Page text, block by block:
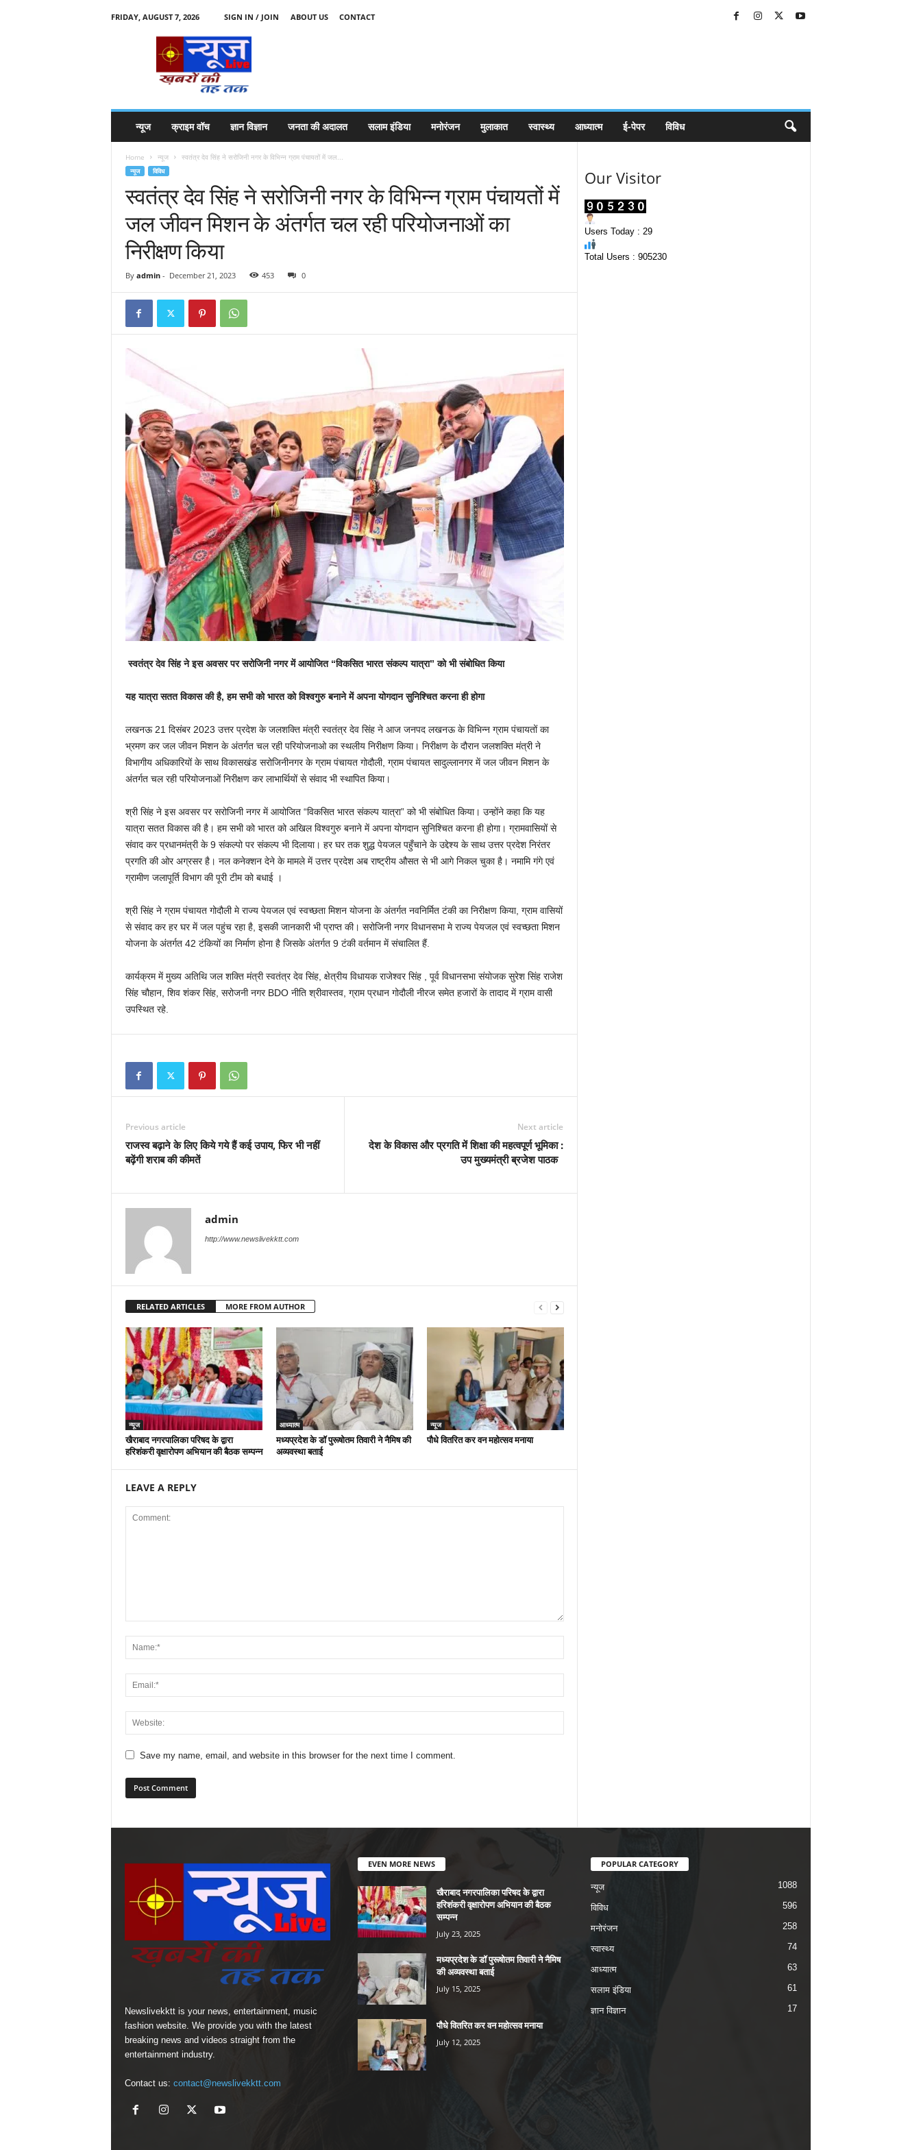
FRIDAY, AUGUST 7, 2026 SIGN IN / JOIN ABOUT US
CONTACT
न्यूज क्राइम वॉच ज्ञान विज्ञान जनता की अदालत सलाम इंडिया मनोरंजन मुलाकात स्वास्थ्य आध्यात्म ई-पेपर विविध
Home न्यूज स्वतंत्र देव सिंह ने सरोजिनी नगर के विभिन्न ग्राम पंचायतों में जल...
न्यूज विविध
स्वतंत्र देव सिंह ने सरोजिनी नगर के विभिन्न ग्राम पंचायतों में
जल जीवन मिशन के अंतर्गत चल रही परियोजनाओं का
निरीक्षण किया
By admin- December 21, 2023 453 0
स्वतंत्र देव सिंह ने इस अवसर पर सरोजिनी नगर में आयोजित “विकसित भारत संकल्प यात्रा” को भी संबोधित किया
यह यात्रा सतत विकास की है, हम सभी को भारत को विश्वगुरु बनाने में अपना योगदान सुनिश्चित करना ही होगा
लखनऊ 21 दिसंबर 2023 उत्तर प्रदेश के जलशक्ति मंत्री स्वतंत्र देव सिंह ने आज जनपद लखनऊ के विभिन्न ग्राम पंचायतों का
भ्रमण कर जल जीवन मिशन के अंतर्गत चल रही परियोजनाओ का स्थलीय निरीक्षण किया। निरीक्षण के दौरान जलशक्ति मंत्री ने
विभागीय अधिकारियों के साथ विकासखंड सरोजिनीनगर के ग्राम पंचायत गोदौली, ग्राम पंचायत सादुल्लानगर में जल जीवन मिशन के
अंतर्गत चल रही परियोजनाओं निरीक्षण कर लाभार्थियों से संवाद भी स्थापित किया।
श्री सिंह ने इस अवसर पर सरोजिनी नगर में आयोजित “विकसित भारत संकल्प यात्रा” को भी संबोधित किया। उन्होंने कहा कि यह
यात्रा सतत विकास की है। हम सभी को भारत को अखिल विश्वगुरु बनाने में अपना योगदान सुनिश्चित करना ही होगा। ग्रामवासियों से
संवाद कर प्रधानमंत्री के 9 संकल्पो पर संकल्प भी दिलाया। हर घर तक शुद्ध पेयजल पहुँचाने के उद्देश्य के साथ उत्तर प्रदेश निरंतर
प्रगति की ओर अग्रसर है। नल कनेक्शन देने के मामले में उत्तर प्रदेश अब राष्ट्रीय औसत से भी आगे निकल चुका है। नमामि गंगे एवं
ग्रामीण जलापूर्ति विभाग की पूरी टीम को बधाई ।
श्री सिंह ने ग्राम पंचायत गोदौली मे राज्य पेयजल एवं स्वच्छता मिशन योजना के अंतर्गत नवनिर्मित टंकी का निरीक्षण किया, ग्राम वासियों
से संवाद कर हर घर में जल पहुंच रहा है, इसकी जानकारी भी प्राप्त की। सरोजिनी नगर विधानसभा मे राज्य पेयजल एवं स्वच्छता मिशन
योजना के अंतर्गत 42 टंकियों का निर्माण होना है जिसके अंतर्गत 9 टंकी वर्तमान में संचालित हैं.
कार्यक्रम में मुख्य अतिथि जल शक्ति मंत्री स्वतंत्र देव सिंह, क्षेत्रीय विधायक राजेश्वर सिंह , पूर्व विधानसभा संयोजक सुरेश सिंह राजेश
सिंह चौहान, शिव शंकर सिंह, सरोजनी नगर BDO नीति श्रीवास्तव, ग्राम प्रधान गोदौली नीरज समेत हजारों के तादाद में ग्राम वासी
उपस्थित रहे.
Previous article
राजस्व बढ़ाने के लिए किये गये हैं कई उपाय, फिर भी नहीं
बढ़ेंगी शराब की कीमतें
Next article
देश के विकास और प्रगति में शिक्षा की महत्वपूर्ण भूमिका :
उप मुख्यमंत्री ब्रजेश पाठक
admin
http://www.newslivekktt.com
RELATED ARTICLES MORE FROM AUTHOR
न्यूज
खैराबाद नगरपालिका परिषद के द्वारा
हरिशंकरी वृक्षारोपण अभियान की बैठक सम्पन्न
आध्यात्म
मध्यप्रदेश के डॉ पुरूषोतम तिवारी ने नैमिष की
अव्यवस्था बताई
न्यूज
पौधे वितरित कर वन महोत्सव मनाया
LEAVE A REPLY
Save my name, email, and website in this browser for the next time I comment.
Our Visitor
Users Today : 29
Total Users : 905230
Newslivekktt is your news, entertainment, music
fashion website. We provide you with the latest
breaking news and videos straight from the
entertainment industry.
Contact us: contact@newslivekktt.com
EVEN MORE NEWS
खैराबाद नगरपालिका परिषद के द्वारा
हरिशंकरी वृक्षारोपण अभियान की बैठक
सम्पन्न
July 23, 2025
मध्यप्रदेश के डॉ पुरूषोतम तिवारी ने नैमिष
की अव्यवस्था बताई
July 15, 2025
पौधे वितरित कर वन महोत्सव मनाया
July 12, 2025
POPULAR CATEGORY
न्यूज 1088
विविध 596
मनोरंजन 258
स्वास्थ्य 74
आध्यात्म 63
सलाम इंडिया 61
ज्ञान विज्ञान 17